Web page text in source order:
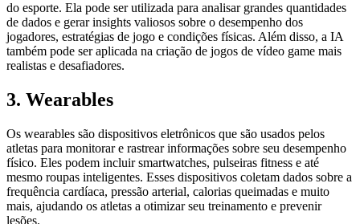
do esporte. Ela pode ser utilizada para analisar grandes quantidades
de dados e gerar insights valiosos sobre o desempenho dos
jogadores, estratégias de jogo e condições físicas. Além disso, a IA
também pode ser aplicada na criação de jogos de vídeo game mais
realistas e desafiadores.
3. Wearables
Os wearables são dispositivos eletrônicos que são usados pelos
atletas para monitorar e rastrear informações sobre seu desempenho
físico. Eles podem incluir smartwatches, pulseiras fitness e até
mesmo roupas inteligentes. Esses dispositivos coletam dados sobre a
frequência cardíaca, pressão arterial, calorias queimadas e muito
mais, ajudando os atletas a otimizar seu treinamento e prevenir
lesões.